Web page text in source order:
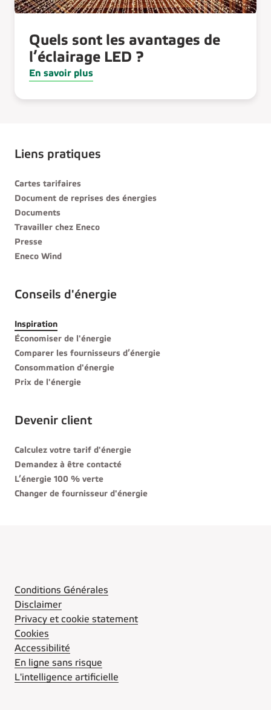
Quels sont les avantages de
l’éclairage LED ?
En savoir plus
Liens pratiques
Cartes tarifaires
Document de reprises des énergies
Documents
Travailler chez Eneco
Presse
Eneco Wind
Conseils d'énergie
Inspiration
Économiser de l'énergie
Comparer les fournisseurs d’énergie
Consommation d'énergie
Prix de l'énergie
Devenir client
Calculez votre tarif d'énergie
Demandez à être contacté
L’énergie 100 % verte
Changer de fournisseur d'énergie
Conditions Générales
Disclaimer
Privacy et cookie statement
Cookies
Accessibilité
En ligne sans risque
L'intelligence artificielle